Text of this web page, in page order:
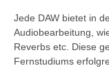
Jede DAW bietet in
Audiobearbeitung,
Reverbs etc. Diese
Fernstudiums